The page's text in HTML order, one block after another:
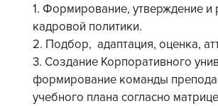
1. Формирование, утверждение и
кадровой политики.
2. Подбор, адаптация, оценка,
3. Создание Корпоративного
формирование команды
учебного плана согласно